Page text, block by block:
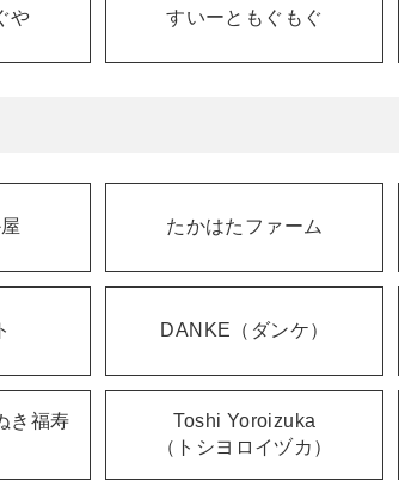
や すいーともぐもぐ
たかはたファーム
DANKE（ダンケ）
き福寿
Toshi Yoroizuka
（トシヨロイヅカ）